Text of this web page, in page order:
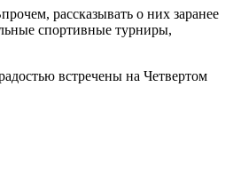
рассказывать о них заранее
спортивные турниры,
встречены на Четвертом